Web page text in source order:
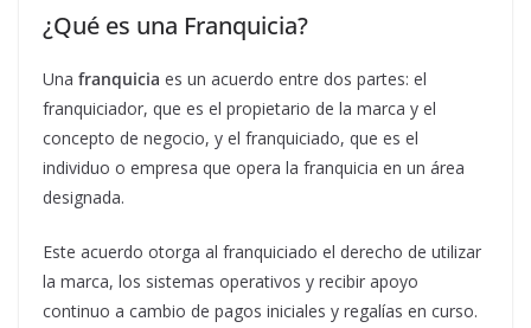
¿Qué es una Franquicia?
Una franquicia es un acuerdo entre dos partes: el
franquiciador, que es el propietario de la marca y el
concepto de negocio, y el franquiciado, que es el
individuo o empresa que opera la franquicia en un área
designada.
Este acuerdo otorga al franquiciado el derecho de utilizar
la marca, los sistemas operativos y recibir apoyo
continuo a cambio de pagos iniciales y regalías en curso.